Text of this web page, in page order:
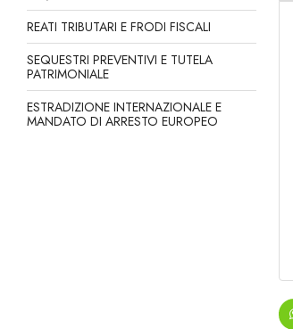
REATI TRIBUTARI E FRODI FISCALI
SEQUESTRI PREVENTIVI E TUTELA
PATRIMONIALE
ESTRADIZIONE INTERNAZIONALE E
MANDATO DI ARRESTO EUROPEO